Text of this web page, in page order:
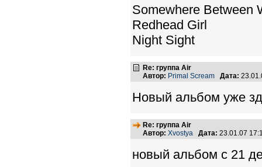
Somewhere Between
Redhead Girl
Night Sight
Re: группа Air
Автор: Primal Scream Дата:
Новый альбом уже
Re: группа Air
Автор: Xvostya Дата: 23.01.07
новый альбом с 21